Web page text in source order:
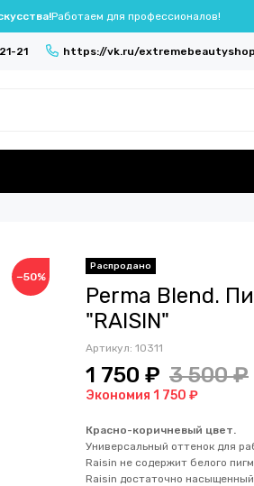
Работаем для профессионалов!
21 https://vk.ru/extremebeautyshop
−50%
Perma Blend.
"RAISIN"
Артикул: 10311
1 750 ₽ 3 500 ₽
Экономия 1 750 ₽
Красно-коричневый цвет.
Универсальный оттенок для
Raisin не содержит белого
Raisin достаточно